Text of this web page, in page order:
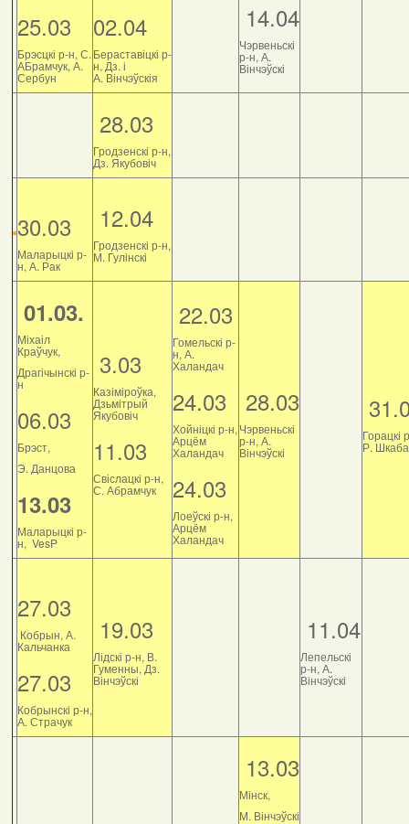
25.03
Брэсцкі р-н, С.
АБрамчук, А.
Сербун
02.04
Бераставіцкі р-
н, Дз. і
А. Вінчэўскія
14.04
Чэрвеньскі
р-н, А.
Вінчэўскі
28.03
Гродзенскі р-н,
Дз. Якубовіч
30.03
Маларыцкі р-
н, А. Рак
12.04
Гродзенскі р-н,
М. Гулінскі
01.03.
Міхаіл
Краўчук,
Драгічынскі р-
н
06.03
Брэст,
Э. Данцова
13.03
Маларыцкі р-
н, VesP
3.03
Казіміроўка,
Дзьмітрый
Якубовіч
11.03
Свіслацкі р-н,
С. Абрамчук
22.03
Гомельскі р-
н, А.
Халандач
24.03
Хойніцкі р-н,
Арцём
Халандач
24.03
Лоеўскі р-н,
Арцём
Халандач
28.03
Чэрвеньскі
р-н, А.
Вінчэўскі
Горацкі
Р.
27.03
Кобрын, А.
Кальчанка
27.03
Кобрынскі р-н,
А. Страчук
19.03
Лідскі р-н, В.
Гуменны, Дз.
Вінчэўскі
11.04
Лепельскі
р-н, А.
Вінчэўскі
13.03
Мінск,
М. Вінчэўскі